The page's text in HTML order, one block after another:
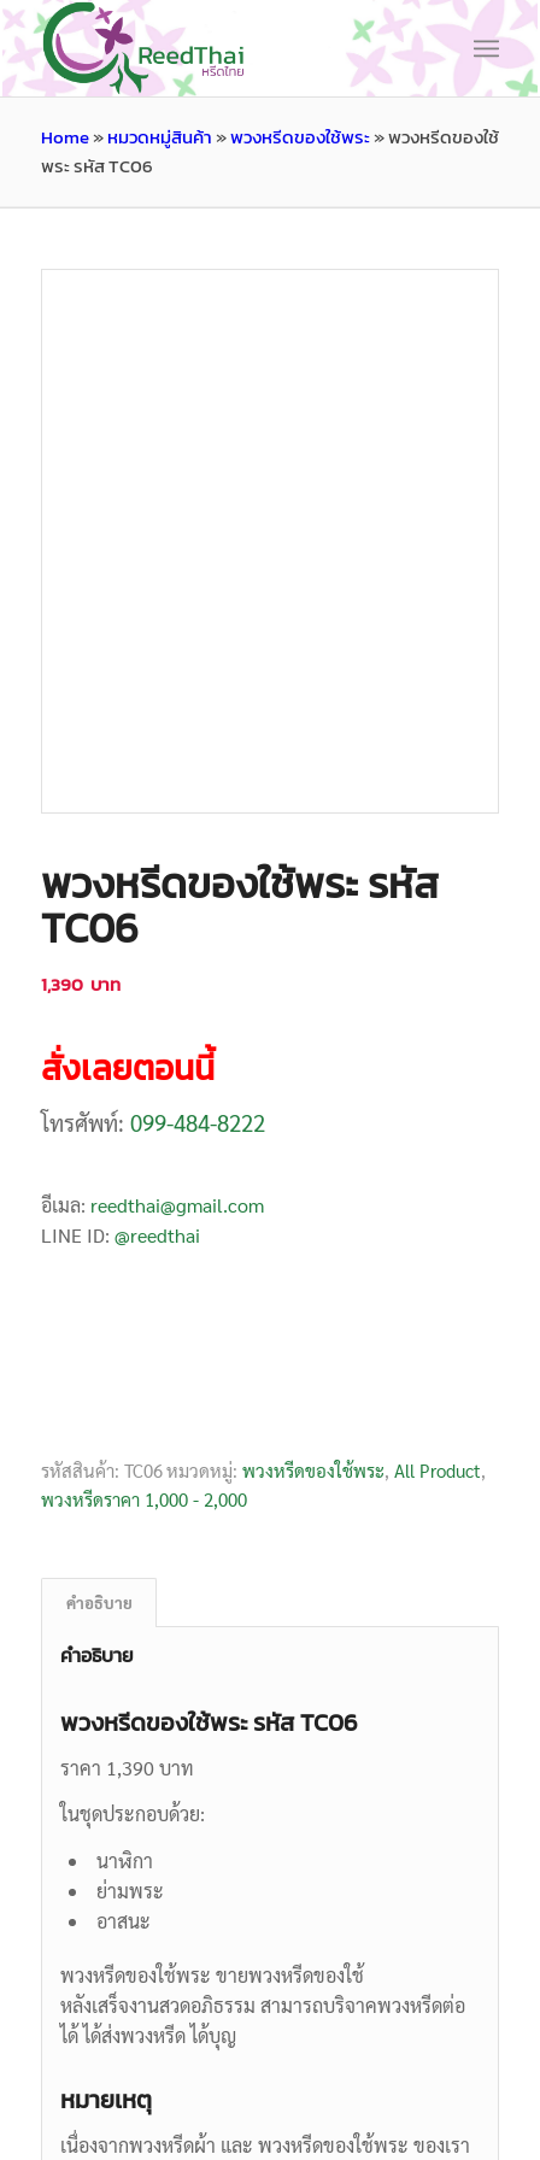
Home»หมวดหมู่สินค้า»พวงหรีดของใช้พระ»พวงหรีดของใช้
พระ รหัส TC06
พวงหรีดของใช้พระ รหัส
TC06
1,390 บาท
สั่งเลยตอนนี้
โทรศัพท์: 099-484-8222
อีเมล: reedthai@gmail.com
LINE ID: @reedthai
รหัสสินค้า: TC06หมวดหมู่: พวงหรีดของใช้พระ, All Product,
พวงหรีดราคา 1,000 - 2,000
คำอธิบาย
คำอธิบาย
พวงหรีดของใช้พระ รหัส TC06
ราคา 1,390 บาท
ในชุดประกอบด้วย:
นาฬิกา
ย่ามพระ
อาสนะ
พวงหรีดของใช้พระ ขายพวงหรีดของใช้
หลังเสร็จงานสวดอภิธรรม สามารถบริจาคพวงหรีดต่อ
ได้ ได้ส่งพวงหรีด ได้บุญ
หมายเหตุ
เนื่องจากพวงหรีดผ้า และ พวงหรีดของใช้พระ ของเรา